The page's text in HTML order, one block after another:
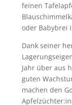
feinen
oder Babybrei
Dank seiner
Jahr über aus
guten
machen den